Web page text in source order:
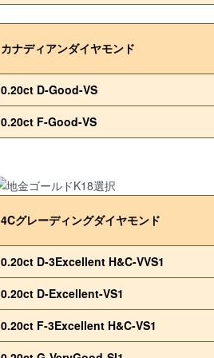
カナディアンダイヤモンド
0.20ct D-Good-VS
0.20ct F-Good-VS
4Cグレーディングダイヤモンド
0.20ct D-3Excellent H&C-VVS1
0.20ct D-Excellent-VS1
0.20ct F-3Excellent H&C-VS1